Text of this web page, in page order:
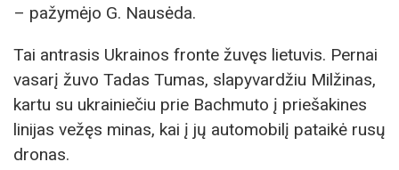
– pažymėjo G. Nausėda.
Tai antrasis Ukrainos fronte žuvęs lietuvis. Pernai
vasarį žuvo Tadas Tumas, slapyvardžiu Milžinas,
kartu su ukrainiečiu prie Bachmuto į priešakines
linijas vežęs minas, kai į jų automobilį pataikė rusų
dronas.